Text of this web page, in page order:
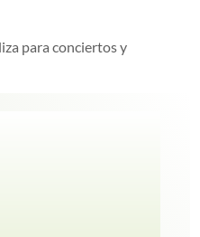
para conciertos y